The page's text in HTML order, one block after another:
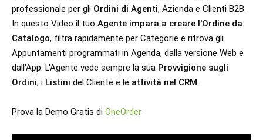
professionale per gli Ordini di Agenti, Azienda e Clienti B2B.
In questo Video il tuo Agente impara a creare l'Ordine da
Catalogo, filtra rapidamente per Categorie e ritrova gli
Appuntamenti programmati in Agenda, dalla versione Web e
dall'App. L'Agente vede sempre la sua Provvigione sugli
Ordini, i Listini del Cliente e le attività nel CRM.
Prova la Demo Gratis di OneOrder